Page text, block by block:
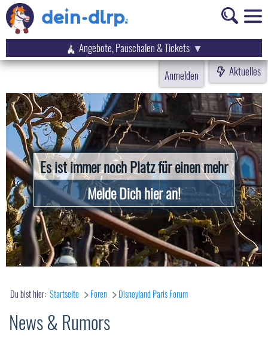
Angebote, Pauschalen & Tickets
Anmelden
Aktuelles
Es ist immer noch Platz für einen mehr
Melde Dich hier an!
Du bist hier: Startseite Foren Disneyland Paris Forum
News & Rumors